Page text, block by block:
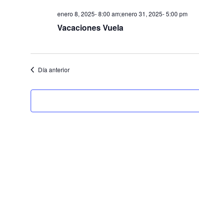
enero 8, 2025- 8:00 am;enero 31, 2025- 5:00 pm
Vacaciones Vuela
Día anterior